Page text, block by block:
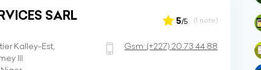
SARL 5/5 (1 note)
Kalley-Est,
III
Gsm:(+227) 20 73 44 88